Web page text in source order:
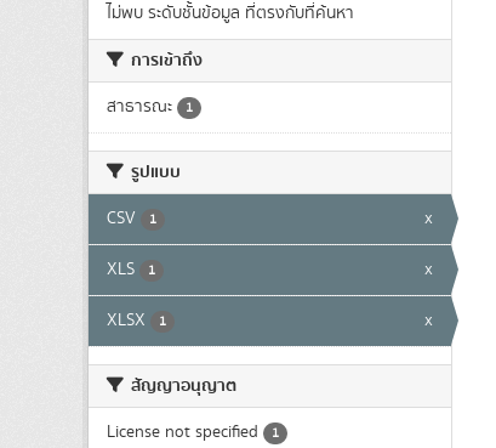
ไม่พบ ระดับชั้นข้อมูล ที่ตรงกับที่ค้นหา
การเข้าถึง
สาธารณะ 1
รูปแบบ
CSV 1 x
XLS 1 x
XLSX 1 x
สัญญาอนุญาต
License not specified 1